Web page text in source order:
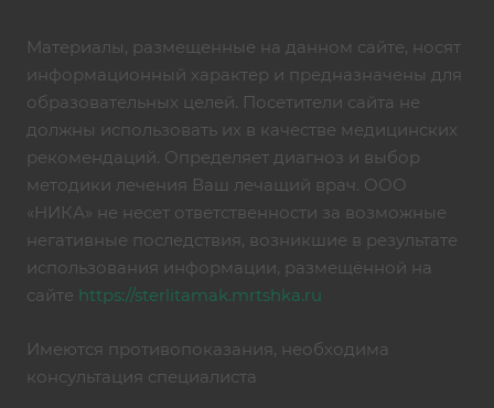
Материалы, размещенные на данном сайте, носят
информационный характер и предназначены для
образовательных целей. Посетители сайта не
должны использовать их в качестве медицинских
рекомендаций. Определяет диагноз и выбор
методики лечения Ваш лечащий врач. ООО
«НИКА» не несет ответственности за возможные
негативные последствия, возникшие в результате
использования информации, размещённой на
сайте https://sterlitamak.mrtshka.ru
Имеются противопоказания, необходима
консультация специалиста